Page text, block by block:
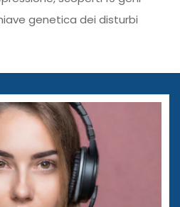
genetica dei disturbi